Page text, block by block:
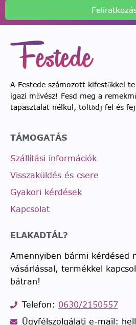
A Festede számozott kifestőkkel
igazi művész! Fesd meg a
tapasztalat nélkül, töltődj fel és
TÁMOGATÁS
Szállítási információk
Visszaküldés és csere
Gyakori kérdések
Kapcsolat
ELAKADTÁL?
Amennyiben bármi kérdésed
vásárlással, termékkel
bátran!
Telefon: 0630/2150557
Ügyfélszolgálati e-mail: